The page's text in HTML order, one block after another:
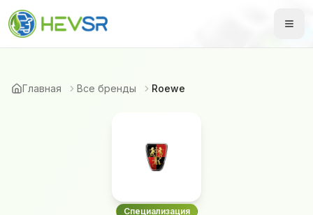
Главная Все бренды Roewe
Специализация